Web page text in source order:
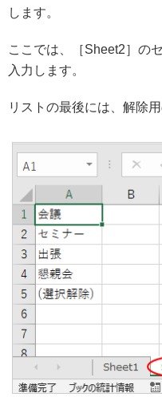
します。
ここでは、［Sheet2］の
入力します。
リストの最後には、解除